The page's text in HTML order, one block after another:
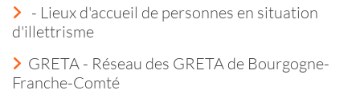
- Lieux d'accueil de personnes en situation
d'illettrisme
GRETA - Réseau des GRETA de Bourgogne-
Franche-Comté